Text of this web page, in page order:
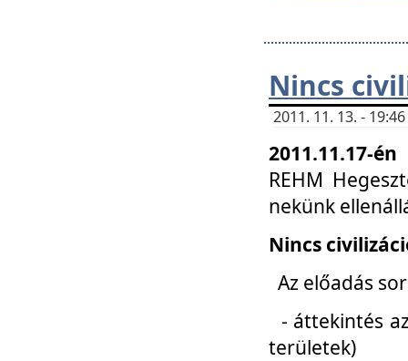
Nincs
2011. 11. 13. -
2011.11.17-
REHM
nekünk
Nincs
Az előadás
- áttekintés
területek)